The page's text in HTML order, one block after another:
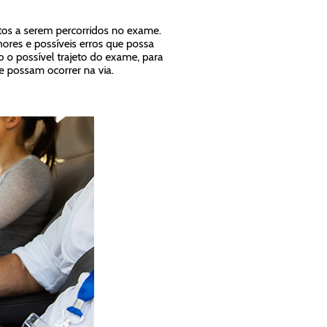
a serem percorridos no exame.
e possíveis erros que possa
o possível trajeto do exame, para
possam ocorrer na via.